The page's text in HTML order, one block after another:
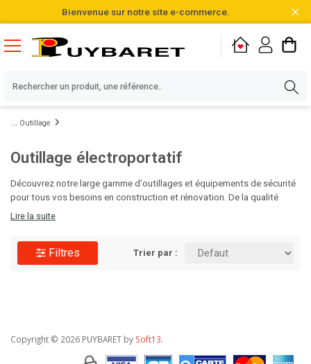
Bienvenue sur notre site e-commerce.
Outillage
Outillage électroportatif
Découvrez notre large gamme d'outillages et équipements de sécurité
pour tous vos besoins en construction et rénovation. De la qualité
professionnelle pour des chantiers réussis et sécurisés. Faites le choix
Lire la suite
Filtres Trier par :
Copyright © 2026 PUYBARET by Soft13.